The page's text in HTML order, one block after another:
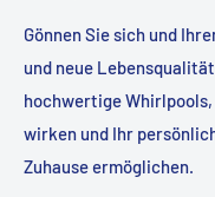
Gönnen Sie sich und
und neue
hochwertige
wirken und Ihr
Zuhause ermöglichen.